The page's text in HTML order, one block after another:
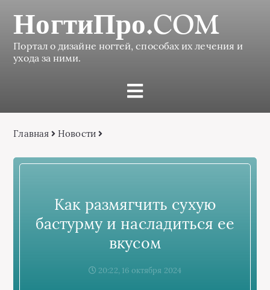
НогтиПро.COM
Портал о дизайне ногтей, способах их лечения и
ухода за ними.
Главная Новости
Как размягчить сухую
бастурму и насладиться ее
вкусом
20:22, 16 октября 2024